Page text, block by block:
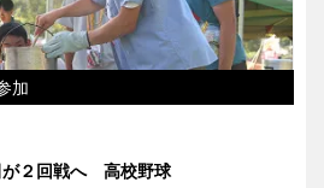
加
が２回戦へ 高校野球